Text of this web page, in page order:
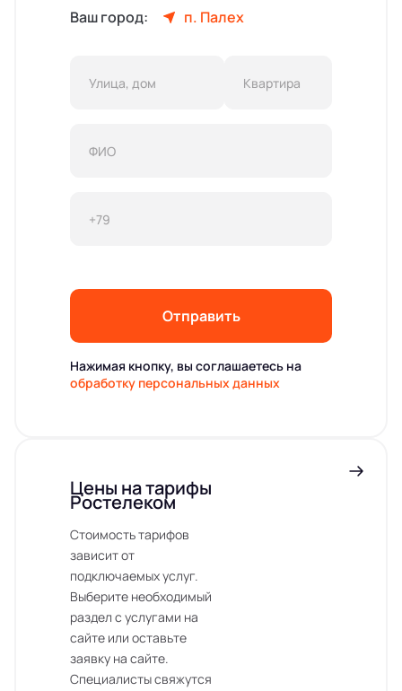
Ваш город: п. Палех
Отправить
Нажимая кнопку, вы соглашаетесь на
обработку персональных данных
Цены на тарифы
Ростелеком
Стоимость тарифов
зависит от
подключаемых услуг.
Выберите необходимый
раздел с услугами на
сайте или оставьте
заявку на сайте.
Специалисты свяжутся